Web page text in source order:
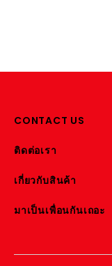
CONTACT US
ติดต่อเรา
เกี่ยวกับสินค้า
มาเป็นเพื่อนกันเถอะ